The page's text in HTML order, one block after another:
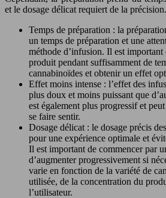
et le dosage délicat requiert de la précision.
Temps de préparation : la
un temps de préparation et une
méthode d’infusion. Il est important
produit pendant suffisamment de
cannabinoïdes et obtenir un effet
Effet moins intense : l’effet des
plus doux et moins puissant que
est également plus progressif et
se faire sentir.
Dosage délicat : le dosage précis
pour une expérience optimale et
Il est important de commencer par
d’augmenter progressivement si
varie en fonction de la variété de
utilisée, de la concentration du
l’utilisateur.